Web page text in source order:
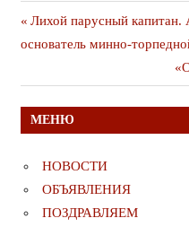
Навигация
записям
Предыдущая
публикация
Лихой парусный
основатель минно-
МЕНЮ
НОВОСТИ
ОБЪЯВЛЕНИЯ
ПОЗДРАВЛЯЕМ